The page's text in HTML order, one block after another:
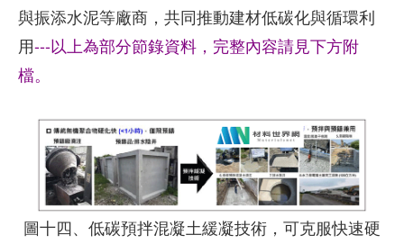
與振添水泥等廠商，共同推動建材低碳化與循環利
用---以上為部分節錄資料，完整內容請見下方附
檔。
圖十四、低碳預拌混凝土緩凝技術，可克服快速硬